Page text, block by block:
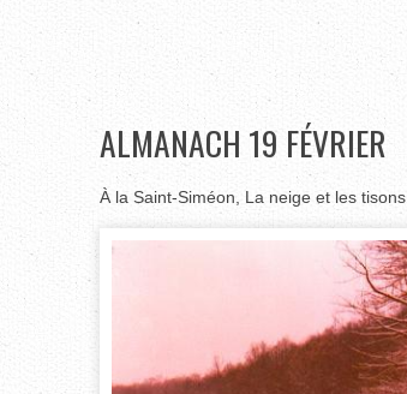
ALMANACH 19 FÉVRIER
À la Saint-Siméon, La neige et les tisons.